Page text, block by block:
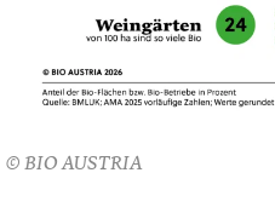
© BIO AUSTRIA